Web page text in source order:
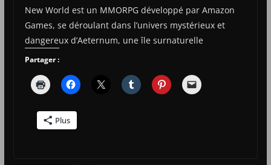
New World est un MMORPG développé par Amazon
Games, se déroulant dans l’univers mystérieux et
dangereux d’Aeternum, une île surnaturelle
Partager :
Plus